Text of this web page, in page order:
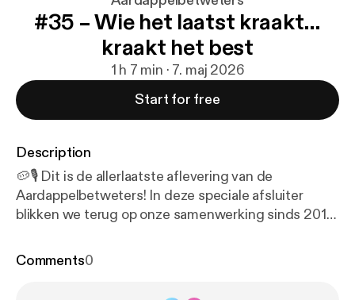
#35 – Wie het laatst kraakt…
kraakt het best
1 h 7 min · 7. maj 2026
Start for free
Description
🥔🎙️ Dit is de allerlaatste aflevering van de
Aardappelbetweters! In deze speciale afsluiter
blikken we terug op onze samenwerking sinds 2017
recenseren we de nieuwste actie-smaken van Lay’s
Comments0